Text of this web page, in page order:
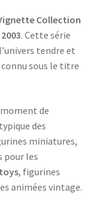
Collection
2003. Cette série
tendre et
connu sous le titre
de
des
miniatures,
pour les
, figurines
animées vintage.